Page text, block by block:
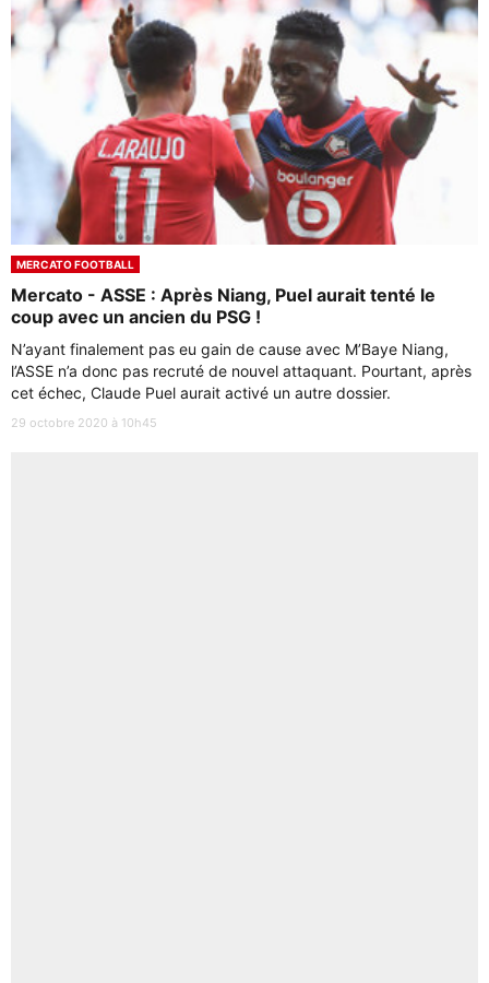
MERCATO FOOTBALL
Mercato - ASSE : Après Niang, Puel aurait tenté le
coup avec un ancien du PSG !
N’ayant finalement pas eu gain de cause avec M’Baye Niang,
l’ASSE n’a donc pas recruté de nouvel attaquant. Pourtant, après
cet échec, Claude Puel aurait activé un autre dossier.
29 octobre 2020 à 10h45